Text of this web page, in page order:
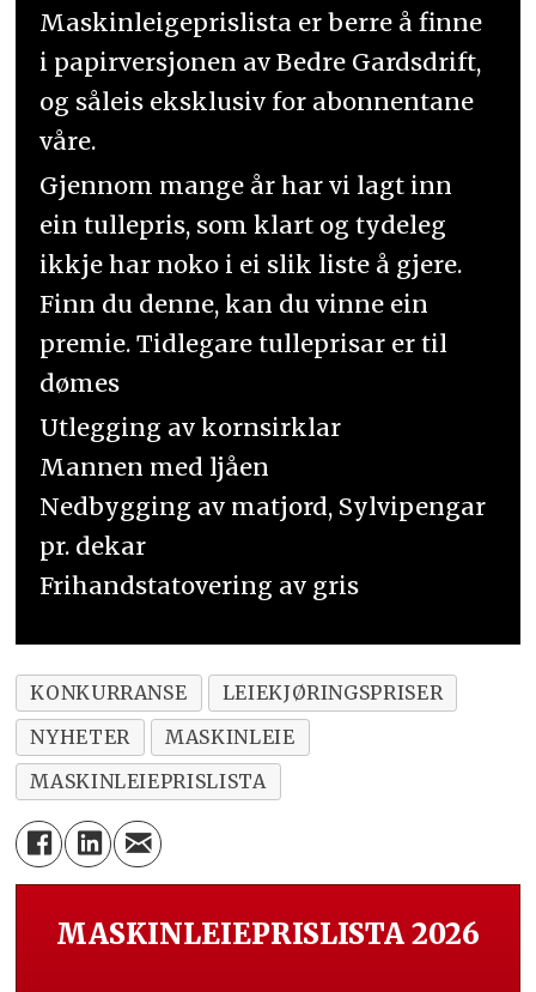
Maskinleigeprislista er berre å finne
i papirversjonen av Bedre Gardsdrift,
og såleis eksklusiv for abonnentane
våre.
Gjennom mange år har vi lagt inn
ein tullepris, som klart og tydeleg
ikkje har noko i ei slik liste å gjere.
Finn du denne, kan du vinne ein
premie. Tidlegare tulleprisar er til
dømes
Utlegging av kornsirklar
Mannen med ljåen
Nedbygging av matjord, Sylvipengar
pr. dekar
Frihandstatovering av gris
KONKURRANSE
LEIEKJØRINGSPRISER
NYHETER
MASKINLEIE
MASKINLEIEPRISLISTA
MASKINLEIEPRISLISTA 2026